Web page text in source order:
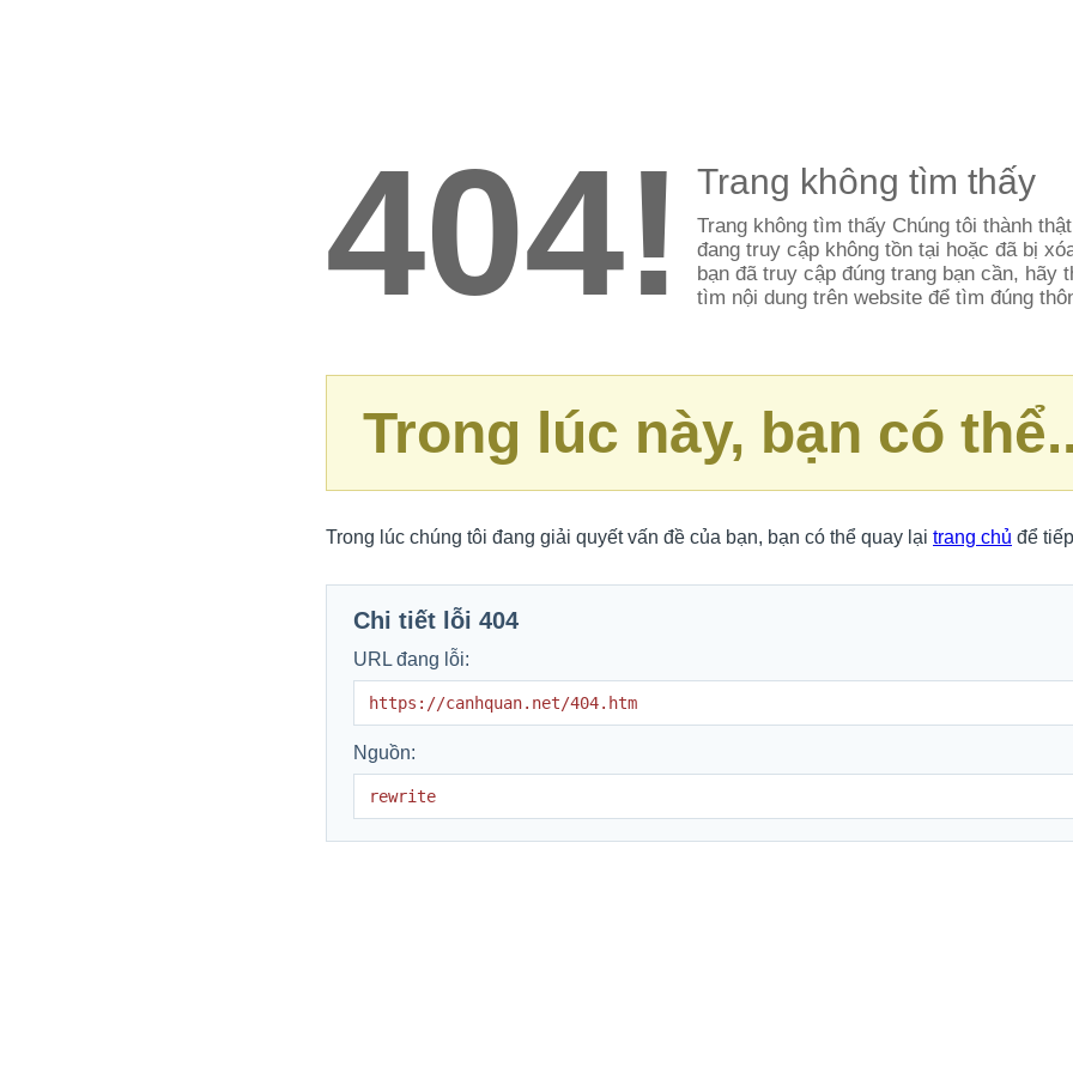
404! Trang không tìm thấy
Trang không tìm thấy Chúng tôi thành
đang truy cập không tồn tại hoặc đã bị
bạn đã truy cập đúng trang bạn cần, hãy
tìm nội dung trên website để tìm đúng
Trong lúc này, bạn có
Trong lúc chúng tôi đang giải quyết vấn đề của bạn, bạn có thể quay lại trang chủ để
Chi tiết lỗi 404
URL đang lỗi:
https://canhquan.net/404.htm
Nguồn:
rewrite